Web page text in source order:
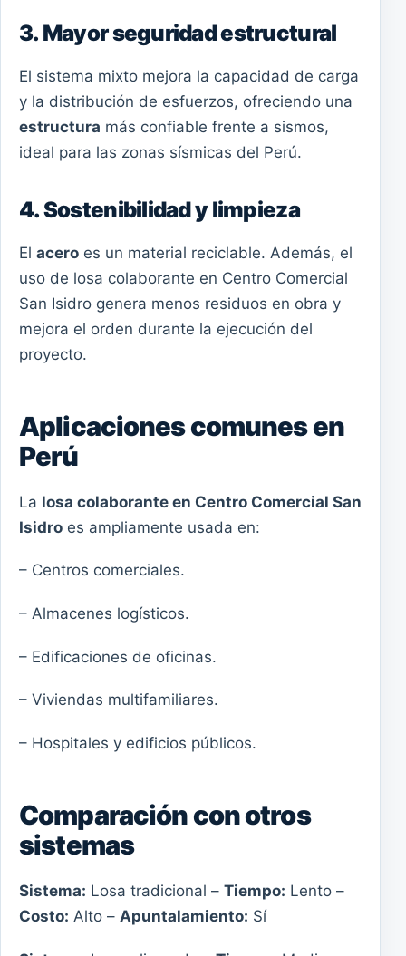
3. Mayor seguridad estructural
El sistema mixto mejora la capacidad de carga
y la distribución de esfuerzos, ofreciendo una
estructura más confiable frente a sismos,
ideal para las zonas sísmicas del Perú.
4. Sostenibilidad y limpieza
El acero es un material reciclable. Además, el
uso de losa colaborante en Centro Comercial
San Isidro genera menos residuos en obra y
mejora el orden durante la ejecución del
proyecto.
Aplicaciones comunes en
Perú
La losa colaborante en Centro Comercial San
Isidro es ampliamente usada en:
– Centros comerciales.
– Almacenes logísticos.
– Edificaciones de oficinas.
– Viviendas multifamiliares.
– Hospitales y edificios públicos.
Comparación con otros
sistemas
Sistema: Losa tradicional – Tiempo: Lento –
Costo: Alto – Apuntalamiento: Sí